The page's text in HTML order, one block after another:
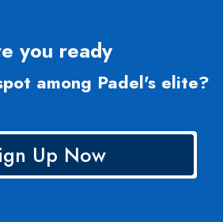
you ready
among Padel's elite?
Up Now